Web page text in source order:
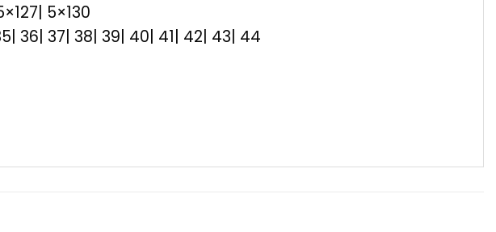
5×130
36| 37| 38| 39| 40| 41| 42| 43| 44